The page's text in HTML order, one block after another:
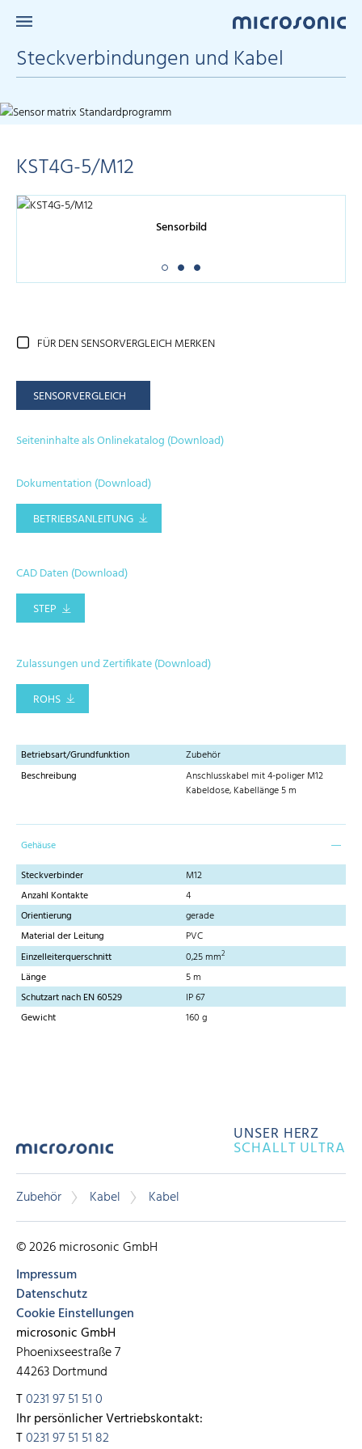
Steckverbindungen und Kabel
KST4G-5/M12
Sensorbild
FÜR DEN SENSORVERGLEICH MERKEN
SENSORVERGLEICH
Seiteninhalte als Onlinekatalog (Download)
Dokumentation (Download)
BETRIEBSANLEITUNG
CAD Daten (Download)
STEP
Zulassungen und Zertifikate (Download)
ROHS
Betriebsart/Grundfunktion
Zubehör
Beschreibung
Anschlusskabel mit 4-poliger M12
Kabeldose, Kabellänge 5 m
Gehäuse
Steckverbinder
M12
Anzahl Kontakte
4
Orientierung
gerade
Material der Leitung
PVC
Einzelleiterquerschnitt
0,25 mm2
Länge
5 m
Schutzart nach EN 60529
IP 67
Gewicht
160 g
UNSER HERZ
SCHALLT ULTRA
Zubehör Kabel Kabel
© 2026 microsonic GmbH
Impressum
Datenschutz
Cookie Einstellungen
microsonic GmbH
Phoenixseestraße 7
44263 Dortmund
T0231 97 51 51 0
Ihr persönlicher Vertriebskontakt:
T0231 97 51 51 82